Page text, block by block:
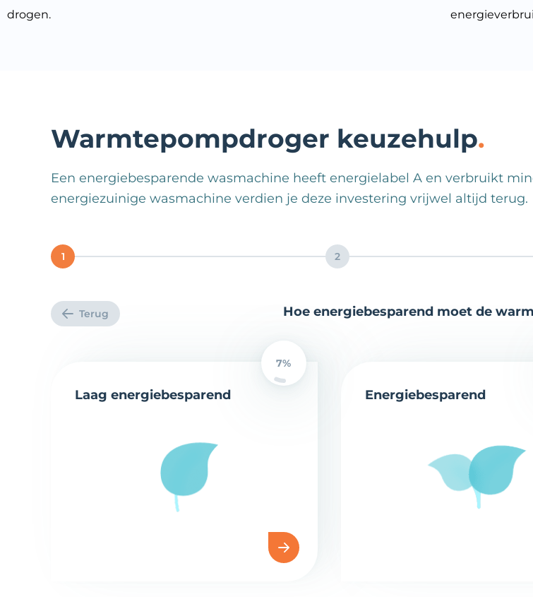
drogen.
Warmtepompdroger keuzehulp
Een energiebesparende wasmachine heeft energielabel A en verbruikt
energiezuinige wasmachine verdien je deze investering vrijwel altijd terug.
1 2
Terug Hoe energiebesparend moet de
7%
Laag energiebesparend Energiebesparend